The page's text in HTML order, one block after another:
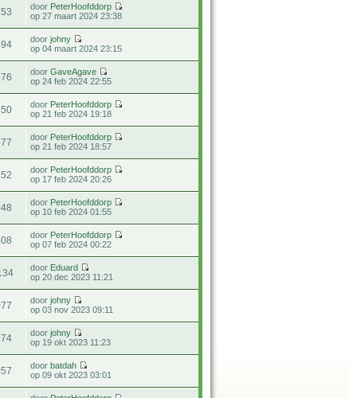
door PeterHoofddorp
op 27 maart 2024 23:38
doorjohny
op 04 maart 2024 23:15
doorGaveAgave
op 24 feb 2024 22:55
door PeterHoofddorp
op 21 feb 2024 19:18
door PeterHoofddorp
op 21 feb 2024 18:57
door PeterHoofddorp
op 17 feb 2024 20:26
door PeterHoofddorp
op 10 feb 2024 01:55
door PeterHoofddorp
op 07 feb 2024 00:22
door Eduard
op 20 dec 2023 11:21
doorjohny
op 03 nov 2023 09:11
doorjohny
op 19 okt 2023 11:23
doorbatdah
op 09 okt 2023 03:01